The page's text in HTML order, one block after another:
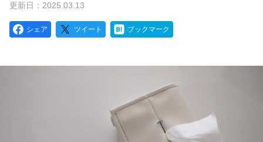
更新日：2025.03.13
シェア ツイート ブックマーク